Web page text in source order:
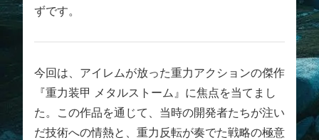
ずです。
今回は、アイレムが放った重力アクションの傑作
『重力装甲 メタルストーム』に焦点を当てまし
た。この作品を通じて、当時の開発者たちが注い
だ技術への情熱と、重力反転が奏でた戦略の極意